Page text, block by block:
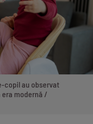
copil au observat
modernă /